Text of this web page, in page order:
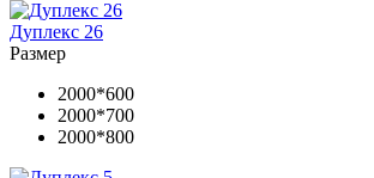
Дуплекс 26
Размер
2000*600
2000*700
2000*800